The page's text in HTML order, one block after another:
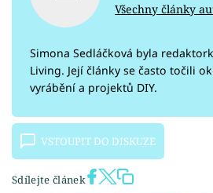
Všechny články
Simona Sedláčková byla
Living. Její články se často točili
vyrábění a projektů DIY.
VSTOUPIT DO DISKUZE
Sdílejte článek